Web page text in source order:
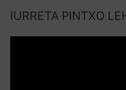
IURRETA PINTXO